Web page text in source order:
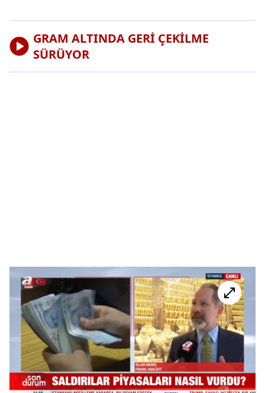
GRAM ALTINDA GERİ ÇEKİLME
SÜRÜYOR